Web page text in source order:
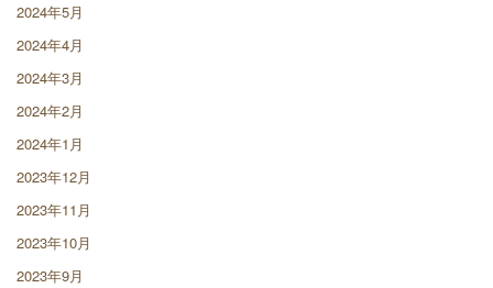
2024年5月
2024年4月
2024年3月
2024年2月
2024年1月
2023年12月
2023年11月
2023年10月
2023年9月